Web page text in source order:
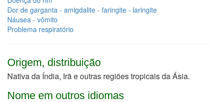
Dor de garganta - amigdalite - faringite - laringite
Náusea - vômito
Problema respiratório
Origem, distribuição
Nativa da Índia, Irã e outras regiões tropicais da Ásia.
Nome em outros idiomas